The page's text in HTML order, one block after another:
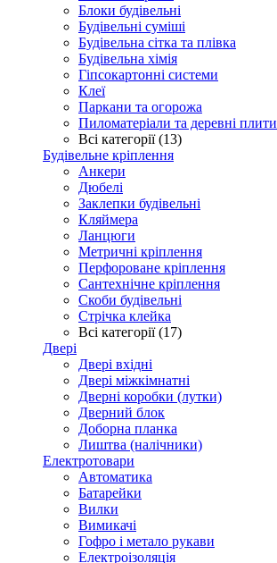
Блоки будівельні
Будівельні суміші
Будівельна сітка та плівка
Будівельна хімія
Гіпсокартонні системи
Клеї
Паркани та огорожа
Пиломатеріали та деревні плити
Всі категорії (13)
Будівельне кріплення
Анкери
Дюбелі
Заклепки будівельні
Кляймера
Ланцюги
Метричні кріплення
Перфороване кріплення
Сантехнічне кріплення
Скоби будівельні
Стрічка клейка
Всі категорії (17)
Двері
Двері вхідні
Двері міжкімнатні
Дверні коробки (лутки)
Дверний блок
Доборна планка
Лиштва (налічники)
Електротовари
Автоматика
Батарейки
Вилки
Вимикачі
Гофро і метало рукави
Електроізоляція